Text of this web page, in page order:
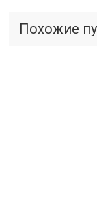
Похожие